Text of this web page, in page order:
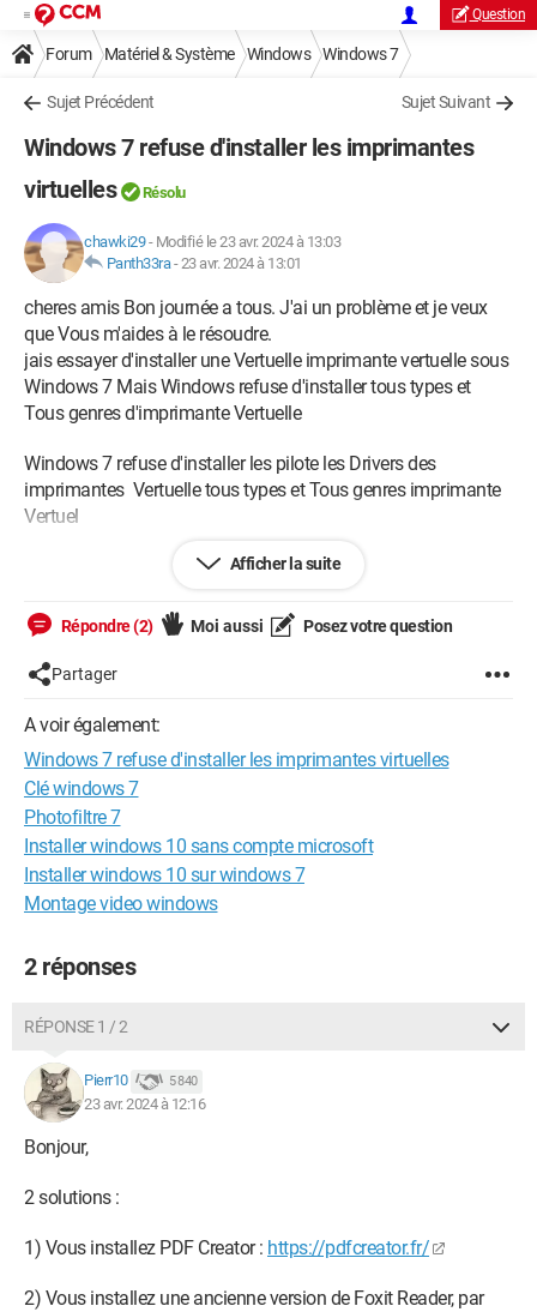
Question
Forum Matériel & Système Windows Windows 7
Sujet Précédent Sujet Suivant
Windows 7 refuse d'installer les imprimantes
virtuelles
Résolu
chawki29- Modifié le 23 avr. 2024 à 13:03
Panth33ra-23 avr. 2024 à 13:01
cheres amis Bon journée a tous. J'ai un problème et je veux
que Vous m'aides à le résoudre.
jais essayer d'installer une Vertuelle imprimante vertuelle sous
Windows 7 Mais Windows refuse d'installer tous types et
Tous genres d'imprimante Vertuelle
Windows 7 refuse d'installer les pilote les Drivers des
imprimantes Vertuelle tous types et Tous genres imprimante
Vertuel
comment dois je faire pour resoudre ce probleme comment
merci d'avance j'attends avec impatience votre réponse .
Windows / Edge 109.0.1518.140
Afficher la suite
Répondre (2) Moi aussi Posez votre question
Partager
A voir également:
Windows 7 refuse d'installer les imprimantes virtuelles
Clé windows 7
Photofiltre 7
Installer windows 10 sans compte microsoft
Installer windows 10 sur windows 7
Montage video windows
2 réponses
RÉPONSE 1 / 2
Pierr10 5 840
23 avr. 2024 à 12:16
Bonjour,
2 solutions :
1) Vous installez PDF Creator : https://pdfcreator.fr/
2) Vous installez une ancienne version de Foxit Reader, par